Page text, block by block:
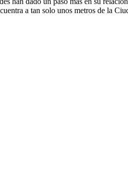
a tan solo unos metros de la